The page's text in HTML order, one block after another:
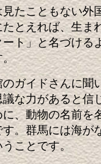
たこともない外
とえれば、生ま
ト」と名づける
。
ガイドさんに聞
な力があると信
、動物の名前を
。群馬には海が
ことです。